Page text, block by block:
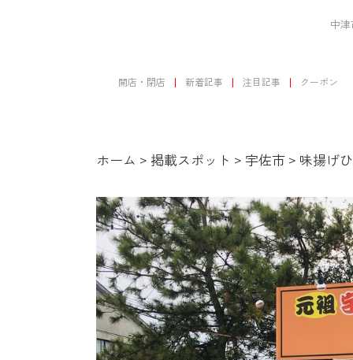
中
開店・閉店 新着記事 注目記事 クーポン
ホーム > 掲載スポット > 宇佐市 > 味揚げ